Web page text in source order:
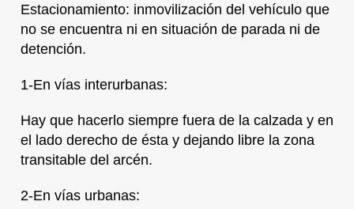
Estacionamiento: inmovilización del vehículo que
no se encuentra ni en situación de parada ni de
detención.
1-En vías interurbanas:
Hay que hacerlo siempre fuera de la calzada y en
el lado derecho de ésta y dejando libre la zona
transitable del arcén.
2-En vías urbanas: